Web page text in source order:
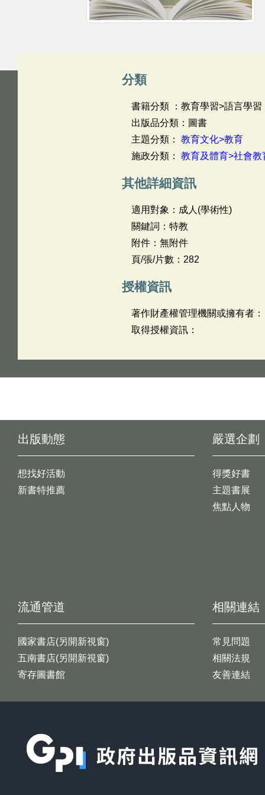
分類
書籍分類 ：教育學習>語言學
出版品分類：圖書
主題分類： 教育文化>教育
施政分類： 教育及體育>社會教
其他詳細資訊
適用對象：成人(學術性)
關鍵詞：特教
附件：無附件
頁/張/片數：282
授權資訊
著作財產權管理機關或擁有者：
取得授權資訊：
出版動態
想找好活動
新書特推薦
嚴選企劃
得獎好書
主題書展
焦點人物
流通管道
國家書店(另開新視窗)
五南書店(另開新視窗)
寄存圖書館
相關連結
常見問題
相關法規
友善連結